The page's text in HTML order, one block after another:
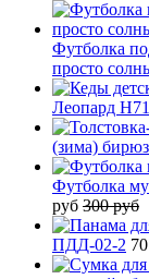
Футболка
просто
Леопард
(зима)
Футболка
руб 300 руб
ПДД-02-2